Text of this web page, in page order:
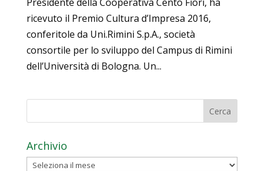
ricevuto il Premio Cultura d’Impresa 2016,
conferitole da Uni.Rimini S.p.A., società
consortile per lo sviluppo del Campus di Rimini
dell’Università di Bologna. Un...
Archivio
Archivio